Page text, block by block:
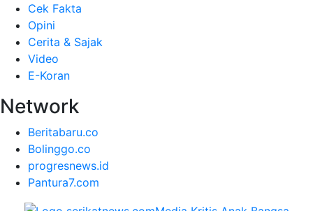
Cek Fakta
Opini
Cerita & Sajak
Video
E-Koran
Network
Beritabaru.co
Bolinggo.co
progresnews.id
Pantura7.com